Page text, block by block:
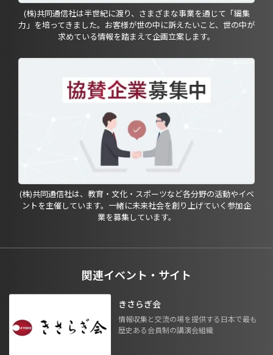
(株)共同通信社は半世紀に渡り、さまざまな事業を通じて「編集
力」を培ってきました。お客様が世の中に訴えたいこと、世の中が
求めている情報を踏まえて企画立案します。
(株)共同通信社は、教育・文化・スポーツなど各分野の活動やイベ
ントを主催しています。一緒に未来社会を創り上げていく参加企
業を募集しています。
関連イベント・サイト
きさらぎ会
情報収集と交流の場を提供する日本で最も
歴史ある会員制の講演会組織